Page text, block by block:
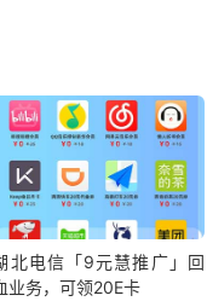
北电信「9元慧推广」回
业务，可领20E卡